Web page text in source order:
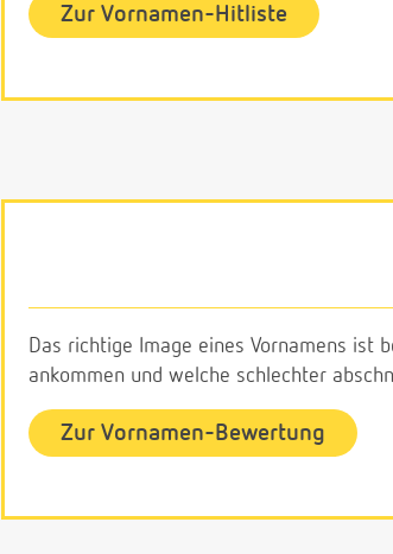
Zur Vornamen-Hitliste
Das richtige Image eines Vornamens ist
ankommen und welche schlechter
Zur Vornamen-Bewertung